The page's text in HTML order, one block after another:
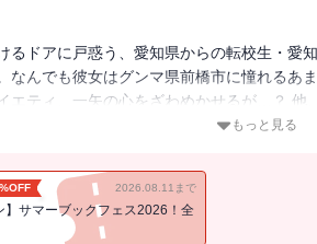
るドアに戸惑う、愛知県からの転校生・愛
なんでも彼女はグンマ県前橋市に憧れるあ
エティ、一矢の心をざわめかせるが…？ 他
ンマの恐るべき伝統行事の秘密、伊香保温
もっと見る
2026.08.11まで
】サマーブックフェス2026！全